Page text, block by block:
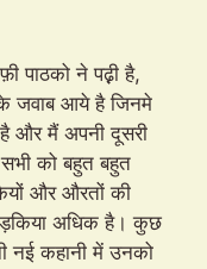
पाठको ने पढ़़ी है,
जवाब आये है जिनमे
और मैं अपनी दूसरी
को बहुत बहुत
और औरतों की
अधिक है। कुछ
नई कहानी में उनको